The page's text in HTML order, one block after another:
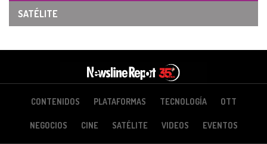
SATÉLITE
CONTENIDOS PLATAFORMAS TECNOLOGÍA OTT
NEGOCIOS CINE SATÉLITE VIDEOS EVENTOS